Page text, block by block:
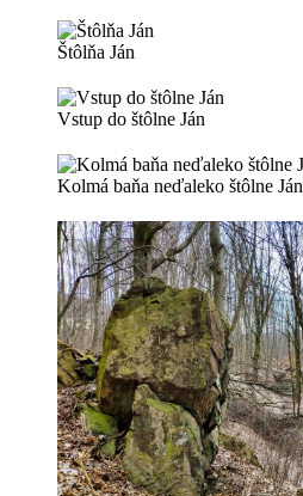
Štôlňa Ján
Vstup do štôlne Ján
Kolmá baňa neďaleko štôlne Ján